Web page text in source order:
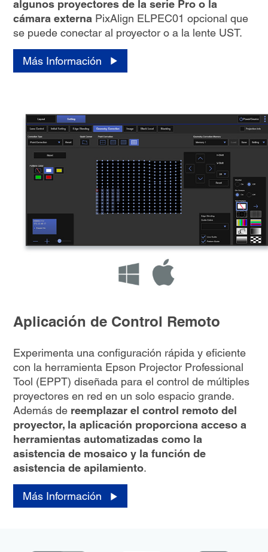
algunos proyectores de la serie Pro o la
cámara externa PixAlign ELPEC01 opcional que
se puede conectar al proyector o a la lente UST.
Más Información
Aplicación de Control Remoto
Experimenta una configuración rápida y eficiente
con la herramienta Epson Projector Professional
Tool (EPPT) diseñada para el control de múltiples
proyectores en red en un solo espacio grande.
Además de reemplazar el control remoto del
proyector, la aplicación proporciona acceso a
herramientas automatizadas como la
asistencia de mosaico y la función de
asistencia de apilamiento.
Más Información